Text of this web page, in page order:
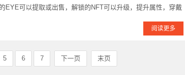
EYE可以提取或出售，解锁的NFT可以升级，提升属性，穿戴
阅读更多
5 6 7 下一页 末页